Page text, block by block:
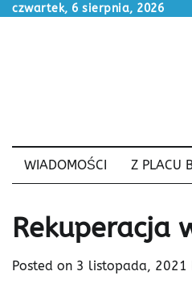
Skipczwartek, 6 sierpnia, 2026
WIADOMOŚCI Z PLACU
Rekuperacja
Posted on 3 listopada, 2021